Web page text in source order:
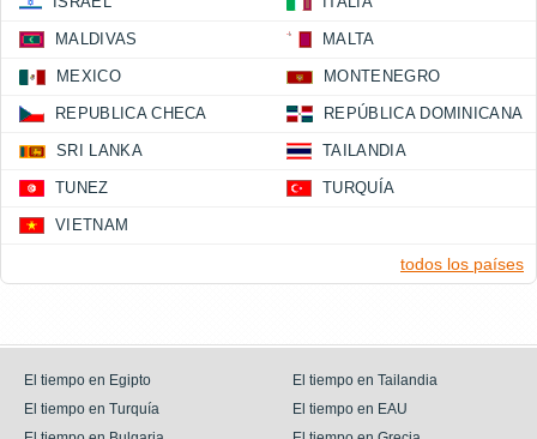
MALDIVAS MALTA
MEXICO MONTENEGRO
REPUBLICA CHECA REPÚBLICA DOMINICANA
SRI LANKA TAILANDIA
TUNEZ TURQUÍA
VIETNAM
todos los países
El tiempo en Egipto
El tiempo en Tailandia
El tiempo en Turquía
El tiempo en EAU